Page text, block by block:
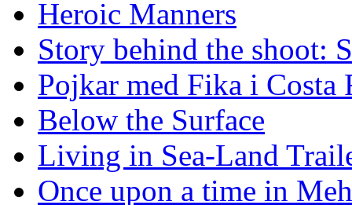
Heroic Manners
Story behind the shoot:
Pojkar med Fika i Costa
Below the Surface
Living in Sea-Land
Once upon a time in